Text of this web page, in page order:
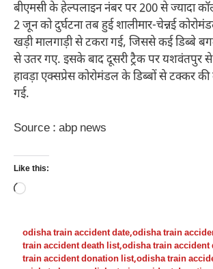
बीएमसी के हेल्पलाइन नंबर पर 200 से ज्यादा
2 जून को दुर्घटना तब हुई शालीमार-चेन्नई
खड़ी मालगाड़ी से टकरा गई, जिससे कई डिब्बे
से उतर गए. इसके बाद दूसरी ट्रैक पर यशवंतपुर से
हावड़ा एक्सप्रेस कोरोमंडल के डिब्बों से टक्कर
गई.
Source : abp news
Like this:
Loading…
odisha train accident date,odisha train
train accident death list,odisha train accident
train accident donation list,odisha train